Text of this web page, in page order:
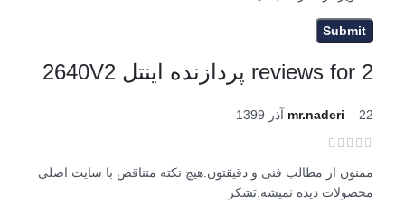
2 reviews for پردازنده اینتل 2640V2
mr.naderi – 22 آذر 1399
ممنون از مطالب فنی و دقیقتون.هیچ نکته متناقض با سایت اصلی
محصولات دیده نمیشه.تشکر